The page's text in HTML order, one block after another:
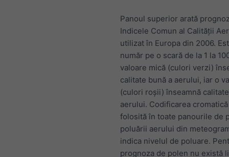
Panoul superior arată
Indicele Comun al Calității
utilizat în Europa din 2006.
număr pe o scară de la 1 la
valoare mică (culori verzi)
calitate bună a aerului, iar o
(culori roșii) înseamnă
aerului. Codificarea
folosită în toate panourile de
poluării aerului din
indica nivelul de poluare.
prognoza de polen nu există